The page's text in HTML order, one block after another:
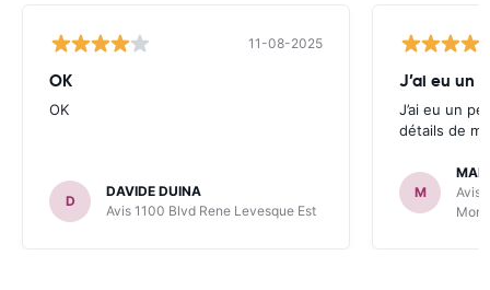
11-08-2025
OK
OK
D
DAVIDE DUINA
Avis 1100 Blvd Rene Levesque Est
J’ai eu un
J’ai eu un
détails de
M
Avis